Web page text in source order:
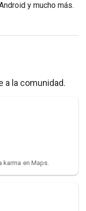
y mucho más.
a la comunidad.
karma en Maps.